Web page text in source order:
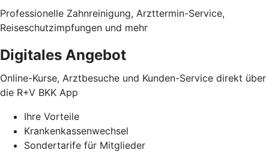
Professionelle Zahnreinigung, Arzttermin-Service,
Reiseschutzimpfungen und mehr
Digitales Angebot
Online-Kurse, Arztbesuche und Kunden-Service direkt über
die R+V BKK App
Ihre Vorteile
Krankenkassenwechsel
Sondertarife für Mitglieder